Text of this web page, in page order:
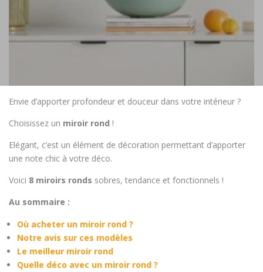
Envie d’apporter profondeur et douceur dans votre intérieur ?
Choisissez un miroir rond !
Elégant, c’est un élément de décoration permettant d’apporter
une note chic à votre déco.
Voici 8 miroirs ronds sobres, tendance et fonctionnels !
Au sommaire :
Où acheter un miroir rond ?
Notre avis sur ces modèles
Le meilleur miroir rond
Quelle déco avec un miroir rond ?